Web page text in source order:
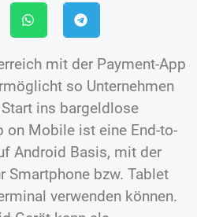
mit der Payment-App
so Unternehmen
ins bargeldlose
on Mobile ist eine End-to-
Android Basis, mit der
Smartphone bzw. Tablet
verwenden können.